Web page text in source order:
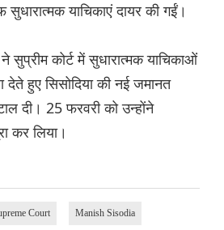
याचिकाएं दायर की गईं।
सुप्रीम कोर्ट में सुधारात्मक याचिकाओं
देते हुए सिसोदिया की नई जमानत
दी। 25 फरवरी को उन्होंने
कर लिया।
Court Manish Sisodia